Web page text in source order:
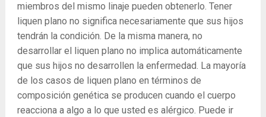
miembros del mismo linaje pueden obtenerlo. Tener
liquen plano no significa necesariamente que sus hijos
tendrán la condición. De la misma manera, no
desarrollar el liquen plano no implica automáticamente
que sus hijos no desarrollen la enfermedad. La mayoría
de los casos de liquen plano en términos de
composición genética se producen cuando el cuerpo
reacciona a algo a lo que usted es alérgico. Puede ir